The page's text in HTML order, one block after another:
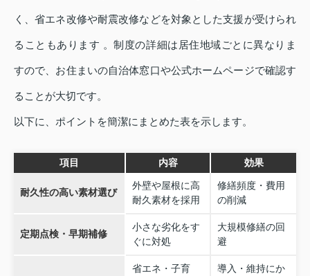
く、省エネ改修や耐震改修などを対象とした支援が受けられ
ることもあります 。制度の詳細は居住地域ごとに異なりま
すので、お住まいの自治体窓口や公式ホームページで確認す
ることが大切です。
以下に、ポイントを簡潔にまとめた表を示します。
項目 内容 効果
耐久性の高い素材選び
外壁や屋根に高
耐久素材を採用
修繕頻度・費用
の削減
定期点検・早期補修
小さな劣化をす
ぐに対処
大規模修繕の回
避
省エネ・子育
導入・維持にか